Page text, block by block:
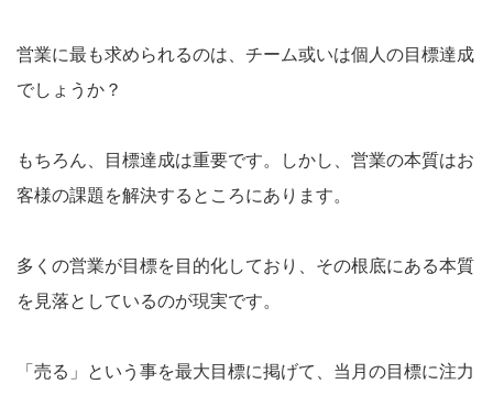
営業に最も求められるのは、チーム或いは個人の目標達成
でしょうか？
もちろん、目標達成は重要です。しかし、営業の本質はお
客様の課題を解決するところにあります。
多くの営業が目標を目的化しており、その根底にある本質
を見落としているのが現実です。
「売る」という事を最大目標に掲げて、当月の目標に注力